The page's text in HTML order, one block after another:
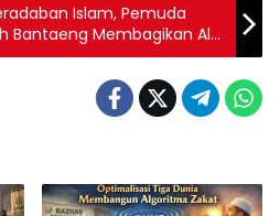
Islam, Pemuda
Bantaeng Membagikan Al-